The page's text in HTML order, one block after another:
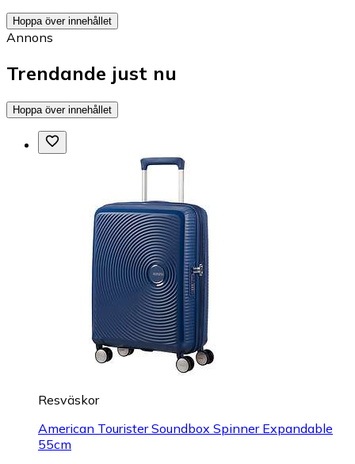
Hoppa över innehållet
Annons
Trendande just nu
Hoppa över innehållet
Resväskor
American Tourister Soundbox Spinner Expandable
55cm